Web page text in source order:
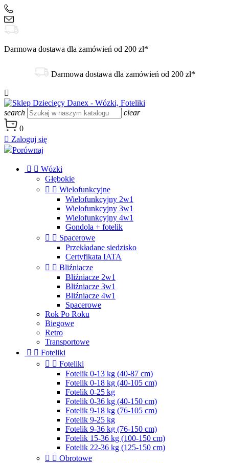
Darmowa dostawa dla zamówień od 200 zł*
Darmowa dostawa dla zamówień od 200 zł*

search
clear
0
 Zaloguj się
Porównaj
  Wózki
Głębokie
  Wielofunkcyjne
Wielofunkcyjny 2w1
Wielofunkcyjny 3w1
Wielofunkcyjny 4w1
Gondola + fotelik
  Spacerowe
Przekładane siedzisko
Certyfikata IATA
  Bliźniacze
Bliźniacze 2w1
Bliźniacze 3w1
Bliźniacze 4w1
Spacerowe
Rok Po Roku
Biegowe
Retro
Transportowe
  Foteliki
  Foteliki
Fotelik 0-13 kg (40-87 cm)
Fotelik 0-18 kg (40-105 cm)
Fotelik 0-25 kg
Fotelik 0-36 kg (40-150 cm)
Fotelik 9-18 kg (76-105 cm)
Fotelik 9-25 kg
Fotelik 9-36 kg (76-150 cm)
Fotelik 15-36 kg (100-150 cm)
Fotelik 22-36 kg (125-150 cm)
  Obrotowe